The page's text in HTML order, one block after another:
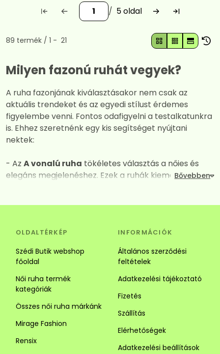
5
Összes termék a kategóriában
89 termék 1 21
Milyen fazonú ruhát vegyek?
A ruha fazonjának kiválasztásakor nem csak az
aktuális trendeket és az egyedi stílust érdemes
figyelembe venni. Fontos odafigyelni a testalkatunkra
is. Ehhez szeretnénk egy kis segítséget nyújtani
nektek:
- Az A vonalú ruha tökéletes választás a nőies és
elegáns megjelenéshez. Ezek a ruhák kiemelik a
kombinációja garantálja a maximális kényelmet és a
vonzó megjelenést. Tökéletes választás alkalomra és
hétköznapra is.
- AzIngruhaegy igazi jolly joker darab. Számos stílus
közül választhatsz. Az ingruhák ideálisak a laza és
sikkes megjelenéhez. Az ingruhák sokoldalúságuk
révén tökéletesek lehetnek alkalmi és hétköznapi
viseletnek is, kombináld kiegészítőkkel vagy egy
szuper övvel. Alacsony hölgyeknek javasoljuk a
OLDALTÉRKÉP
Szédi Butik webshop
főoldal
Női ruha termék
kategóriák
Összes női ruha márkánk
Mirage Fashion
Rensix
INFORMÁCIÓK
Általános szerződési
feltételek
Adatkezelési tájékoztató
Fizetés
Szállítás
Elérhetőségek
Adatkezelési beállítások